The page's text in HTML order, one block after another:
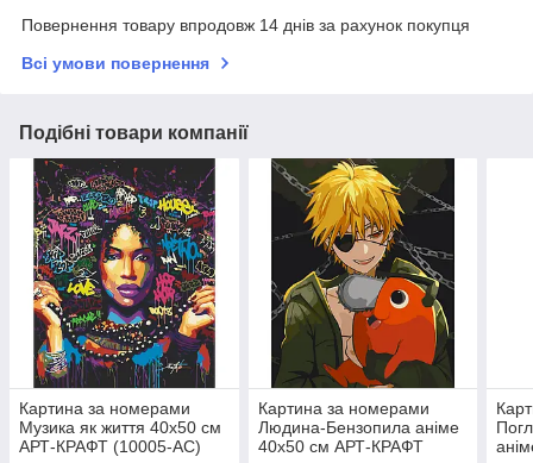
Повернення товару впродовж 14 днів за рахунок покупця
Всі умови повернення
Подібні товари компанії
Картина за номерами
Музика як життя 40х50 см
АРТ-КРАФТ (10005-AC)
Картина за номерами
Людина-Бензопила аніме
40х50 см АРТ-КРАФТ